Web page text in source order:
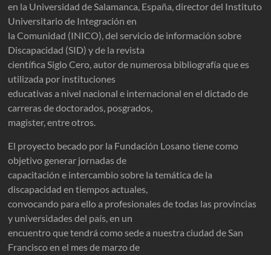
en la Universidad de Salamanca, España, director del Instituto
Universitario de Integración en
la Comunidad (INICO), del servicio de información sobre
Discapacidad (SID) y de la revista
científica Siglo Cero, autor de numerosa bibliografía que es
utilizada por instituciones
educativas a nivel nacional e internacional en el dictado de
carreras de doctorados, posgrados,
magister, entre otros.
El proyecto becado por la Fundación Losano tiene como
objetivo generar jornadas de
capacitación e intercambio sobre la temática de la
discapacidad en tiempos actuales,
convocando para ello a profesionales de todas las provincias
y universidades del país, en un
encuentro que tendrá como sede a nuestra ciudad de San
Francisco en el mes de marzo de